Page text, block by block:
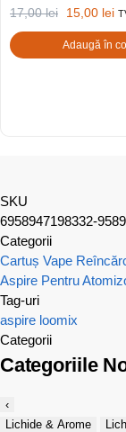
17,00lei 15,00 lei
Adaugă în
SKU
6958947198332-
Categorii
Cartuș Vape
Aspire Pentru
Tag-uri
aspire loomix
Categorii
Categoriile
‹
Lichide & Arome